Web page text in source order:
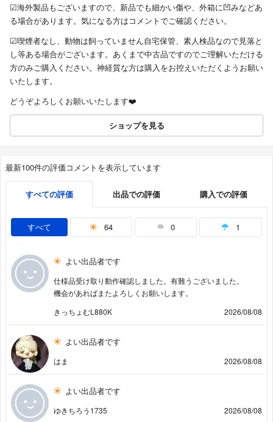
☑︎海外製品もございますので、新品でも細かい傷や、外箱に凹みなどあ
る場合があります。気になる方はコメントでご確認ください。
☑︎喫煙者なし、動物は飼っていません自宅保管、素人検品なので見落と
し等ある場合がございます。あくまで中古品ですのでご理解いただける
方のみご購入ください。神経質な方は購入をお控えいただくようお願い
いたします。
どうぞよろしくお願いいたします❤️
ショップを見る
最新100件の評価コメントを表示しています
すべての評価 出品での評価 購入での評価
すべて 64 0 1
よい出品者です
仕様品受け取り動作確認しました。有難うございました。
機会があればまたよろしくお願いします。
きっちょむL880K
2026/08/08
よい出品者です
はま 2026/08/08
よい出品者です
ゆきちろう1735 2026/08/08